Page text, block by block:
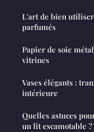
L'art de bien
parfumés
Papier de soie
vitrines
Vases élégants :
intérieure
Quelles astuces
un lit escamotable ?